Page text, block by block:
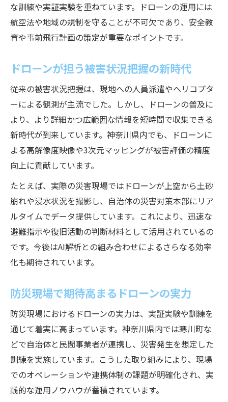
な訓練や実証実験を重ねています。ドローンの運用には
航空法や地域の規制を守ることが不可欠であり、安全教
育や事前飛行計画の策定が重要なポイントです。
ドローンが担う被害状況把握の新時代
従来の被害状況把握は、現地への人員派遣やヘリコプタ
ーによる観測が主流でした。しかし、ドローンの普及に
より、より詳細かつ広範囲な情報を短時間で収集できる
新時代が到来しています。神奈川県内でも、ドローンに
よる高解像度映像や3次元マッピングが被害評価の精度
向上に貢献しています。
たとえば、実際の災害現場ではドローンが上空から土砂
崩れや浸水状況を撮影し、自治体の災害対策本部にリア
ルタイムでデータ提供しています。これにより、迅速な
避難指示や復旧活動の判断材料として活用されているの
です。今後はAI解析との組み合わせによるさらなる効率
化も期待されています。
防災現場で期待高まるドローンの実力
防災現場におけるドローンの実力は、実証実験や訓練を
通じて着実に高まっています。神奈川県内では寒川町な
どで自治体と民間事業者が連携し、災害発生を想定した
訓練を実施しています。こうした取り組みにより、現場
でのオペレーションや連携体制の課題が明確化され、実
践的な運用ノウハウが蓄積されています。